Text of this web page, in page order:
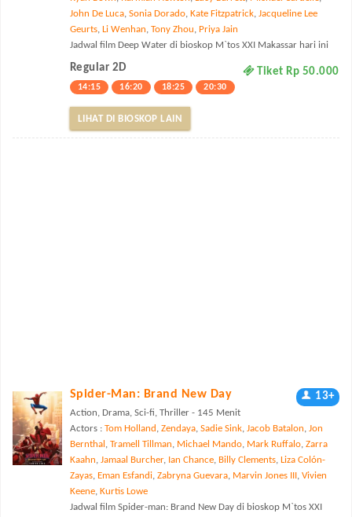
John De Luca, Sonia Dorado, Kate Fitzpatrick, Jacqueline Lee
Geurts, Li Wenhan, Tony Zhou, Priya Jain
Jadwal film Deep Water di bioskop M`tos XXI Makassar hari ini
Regular 2D Tiket Rp 50.000
14:15 16:20 18:25 20:30
LIHAT DI BIOSKOP LAIN
Spider-Man: Brand New Day 13+
Action, Drama, Sci-fi, Thriller - 145 Menit
Actors : Tom Holland , Zendaya, Sadie Sink, Jacob Batalon, Jon
Bernthal , Tramell Tillman, Michael Mando, Mark Ruffalo, Zarra
Kaahn, Jamaal Burcher, Ian Chance, Billy Clements, Liza Colón-
Zayas, Eman Esfandi, Zabryna Guevara, Marvin Jones III, Vivien
Keene, Kurtis Lowe
Jadwal film Spider-man: Brand New Day di bioskop M`tos XXI